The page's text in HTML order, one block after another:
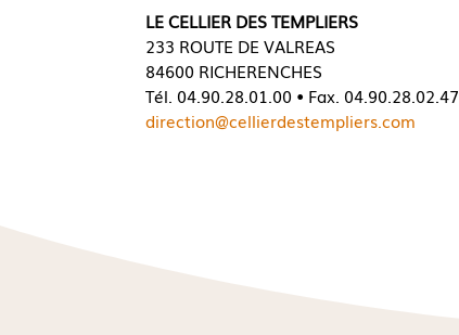
LE CELLIER DES TEMPLIERS
233 ROUTE DE VALREAS
84600 RICHERENCHES
Tél. 04.90.28.01.00 • Fax. 04.90.28.02.47
direction@cellierdestempliers.com